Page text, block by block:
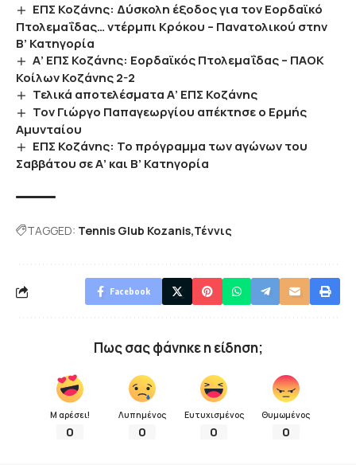
ΕΠΣ Κοζάνης: Δύσκολη έξοδος για τον Εορδαϊκό
Πτολεμαΐδας… ντέρμπι Κρόκου – Πανατολικού στην
Β’ Κατηγορία
Α’ ΕΠΣ Κοζάνης: Εορδαϊκός Πτολεμαΐδας – ΠΑΟΚ
Κοίλων Κοζάνης 2-2
Τελικά αποτελέσματα Α’ ΕΠΣ Κοζάνης
Τον Γιώργο Παπαγεωργίου απέκτησε ο Ερμής
Αμυνταίου
ΕΠΣ Κοζάνης: Το πρόγραμμα των αγώνων του
Σαββάτου σε Α’ και Β’ Κατηγορία
TAGGED: Tennis Glub Kozanis Τέννις
Facebook
Πως σας φάνηκε η είδηση;
Μ αρέσει!
0
Λυπημένος
0
Ευτυχισμένος
0
Θυμωμένος
0